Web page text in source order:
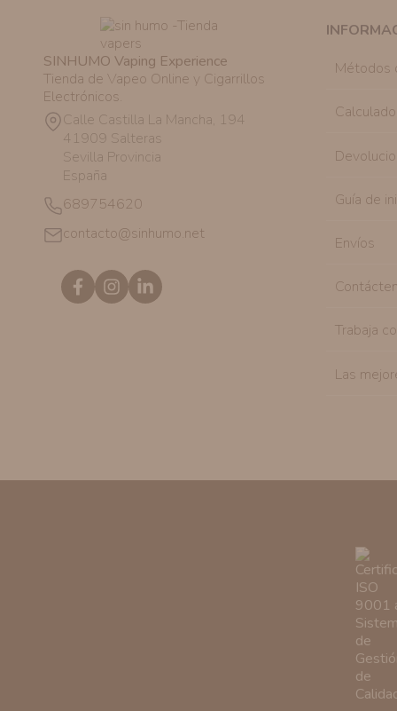
SINHUMO Vaping Experience
Tienda de Vapeo Online y Cigarrillos
Electrónicos.
Calle Castilla La Mancha, 194
41909 Salteras
Sevilla Provincia
España
689754620
contacto@sinhumo.net
Métodos
Guía de
Envíos
Trabaja
Las